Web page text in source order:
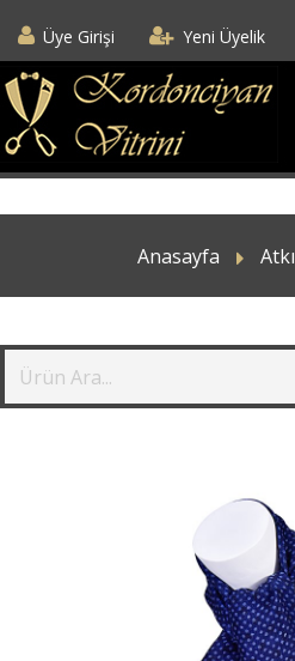
Üye Girişi Yeni Üyelik
Anasayfa Atkı